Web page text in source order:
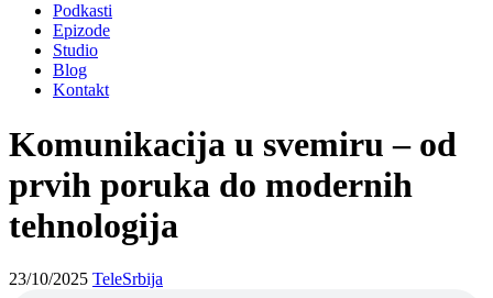
Podkasti
Epizode
Studio
Blog
Kontakt
Komunikacija u svemiru – od
prvih poruka do modernih
tehnologija
23/10/2025 TeleSrbija